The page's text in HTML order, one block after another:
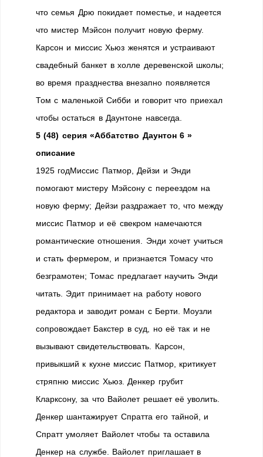
что семья Дрю покидает поместье, и надеется
что мистер Мэйсон получит новую ферму.
Карсон и миссис Хьюз женятся и устраивают
свадебный банкет в холле деревенской школы;
во время празднества внезапно появляется
Том с маленькой Сибби и говорит что приехал
чтобы остаться в Даунтоне навсегда.
5 (48) серия «Аббатство Даунтон 6 »
описание
1925 годМиссис Патмор, Дейзи и Энди
помогают мистеру Мэйсону с переездом на
новую ферму; Дейзи раздражает то, что между
миссис Патмор и её свекром намечаются
романтические отношения. Энди хочет учиться
и стать фермером, и признается Томасу что
безграмотен; Томас предлагает научить Энди
читать. Эдит принимает на работу нового
редактора и заводит роман с Берти. Моузли
сопровождает Бакстер в суд, но её так и не
вызывают свидетельствовать. Карсон,
привыкший к кухне миссис Патмор, критикует
стряпню миссис Хьюз. Денкер грубит
Кларксону, за что Вайолет решает её уволить.
Денкер шантажирует Спратта его тайной, и
Спратт умоляет Вайолет чтобы та оставила
Денкер на службе. Вайолет приглашает в